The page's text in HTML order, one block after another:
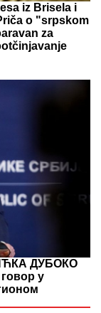
iz Brisela i
o "srpskom
za
ДУБОКО
у